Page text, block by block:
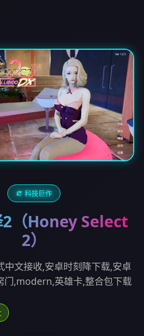
🧯 科技巨作
2（Honey Select
2）
中文接收,安卓时刻降下载,安卓
门,modern,英雄卡,整合包下载